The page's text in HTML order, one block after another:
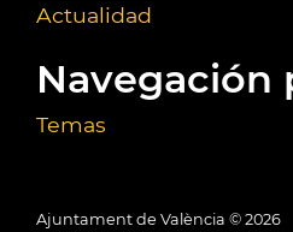
Actualidad
Navegación
Temas
Ajuntament de València © 2026